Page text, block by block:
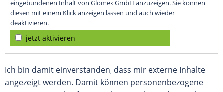
eingebundenen Inhalt von Glomex GmbH anzuzeigen. Sie können
diesen mit einem Klick anzeigen lassen und auch wieder
deaktivieren.
jetzt aktivieren
Ich bin damit einverstanden, dass mir externe Inhalte
angezeigt werden. Damit können personenbezogene